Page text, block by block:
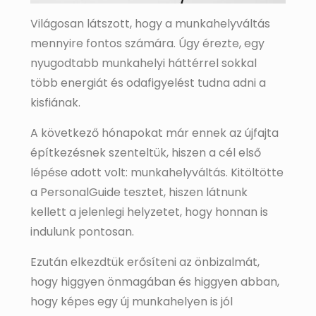
Világosan látszott, hogy a munkahelyváltás
mennyire fontos számára. Úgy érezte, egy
nyugodtabb munkahelyi háttérrel sokkal
több energiát és odafigyelést tudna adni a
kisfiának.
A következő hónapokat már ennek az újfajta
építkezésnek szenteltük, hiszen a cél első
lépése adott volt: munkahelyváltás. Kitöltötte
a PersonalGuide tesztet, hiszen látnunk
kellett a jelenlegi helyzetet, hogy honnan is
indulunk pontosan.
Ezután elkezdtük erősíteni az önbizalmát,
hogy higgyen önmagában és higgyen abban,
hogy képes egy új munkahelyen is jól